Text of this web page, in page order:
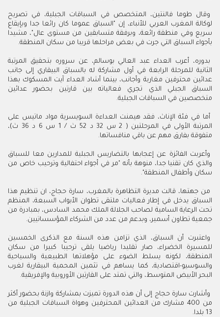
وقال طوما فالنتين، المتخصص في السباقات الجبلية، في تصريح
لوكالة المغرب العربي للأنباء، إن "السباق عموما كان رائعا جدا وبإيقاع
سريع وفي منطقة رائعة، وبرفقة متسابقين من مستوى عال"، مشيدا
بأجواء السباق التي جرت في بعض مراحلها قريبا من سكان المنطقة.
بدوره، أعرب العداء عبد العالي بوسالم، عن سروره بتحقيق المرتبة
الثانية للمرحلة الرابعة في أول مشاركة له بالسباق البيقاري إلى جانب
عدائين محترفين مغاربة وأجانب، بينما أشاد العداء آيت المسكوك بهذا
السباق الجبلي الذي تجري فعالياته بين قارتين بحضور عدائين
متخصصين في السباقات الجبلية.
أما في فئة الإناث، فقد هيمنت العداءة السويسرية مواد ماتيس على
المرتبة الأولى في المرحلتين ( 2 س 32 د 52 ث / 1 س 6 د 36 ث)،
متفوقة بفارق مهم عن باقي منافساتها.
وأعربت الفائزة عن إعجابها بالتضاريس الجبلية للمدارين معا للسباق
والذي كان تقنيا جدا، منوهة بأنه "مر في أجواء احتفالية وترحيب خاص من
سكان وأطفال المنطقة".
من جهتها، قالت مديرة التظاهرة بالمغرب، سارة حجاج، ان تنظيم هذا
السباق يدخل في إطار فعاليات ملتقى تطوان الأبواب السبعة، المنظم
تحت الرعاية السامية لصاحب الجلالة الملك محمد السادس، بمبادرة من
جمعية تطاون أسمير، وبدعم من عدد من الشركاء المؤسساتيين.
واعتبرت أن السباق، الذي تزامن هذه السنة مع الذكرى الخمسين
للمسيرة الخضراء، صار تقليدا رياضيا يلقى ترحيبا كبيرا من سكان
المنطقة، لكونه يسلط الضوء على مؤهلاتها الطبيعية والسياحية
والسوسيو-اقتصادية، كما يساهم في تثمين المحمية البيقارية لغرب
البحر الأبيض المتوسط، والتي تمتد على القارتين الأوروبية والإفريقية.
وأشارت سارة حجاج إلى أن هذه الدورة تميزت بمشاركة وازنة بحضور أكثر
من 400 مشارك من العدائين المحترفين وهواة السباقات الجبلية من
13 بلدا.